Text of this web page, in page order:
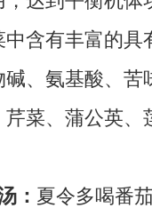
含有丰富的具
、氨基酸、苦
菜、蒲公英、
： 夏令多喝番